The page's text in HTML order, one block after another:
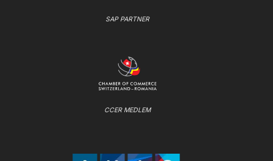
SAP PARTNER
CCER MEDLEM